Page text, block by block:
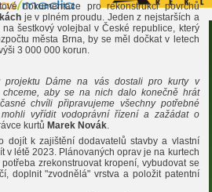
dokumentace pro rekonstrukci povrchů
je v plném proudu. Jeden z nejstarších a
šestkový volejbal v České republice, který
města Brna, by se měl dočkat v letech
3 000 000 korun.
projektu Dáme na vás dostali pro kurty v
chceme, aby se na nich dalo konečně hrát
chvíli připravujeme všechny potřebné
vyřídit vodoprávní řízení a zažádat o
kurtů Marek Novák.
dojít k zajištění dodavatelů stavby a vlastní
v létě 2023. Plánovaných oprav je na kurtech
zrekonstruovat kropení, vybudovat se
doplnit "zvodnělá" vrstva a položit patentní